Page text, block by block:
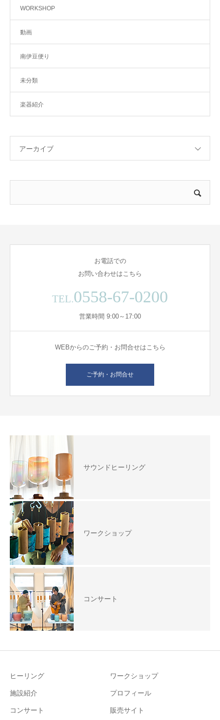
WORKSHOP
動画
南伊豆便り
未分類
楽器紹介
アーカイブ
お電話での
お問い合わせはこちら
TEL.0558-67-0200
営業時間 9:00～17:00
WEBからのご予約・お問合せはこちら
ご予約・お問合せ
サウンドヒーリング
ワークショップ
コンサート
ヒーリング ワークショップ
施設紹介 プロフィール
コンサート 販売サイト